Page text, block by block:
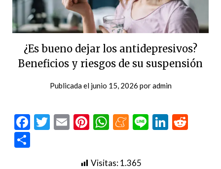
¿Es bueno dejar los antidepresivos?
Beneficios y riesgos de su suspensión
Publicada el junio 15, 2026 poradmin
Facebook
Twitter
EmailPinterest
WhatsApp
Meneame
Line
Visitas:1.365